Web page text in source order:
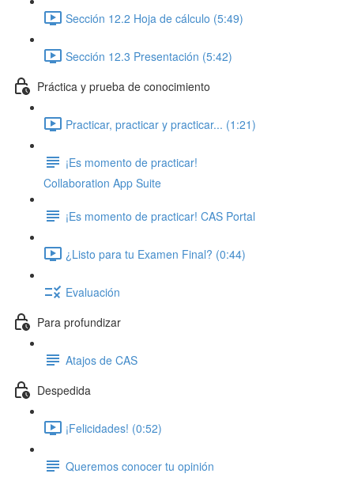
Sección 12.2 Hoja de cálculo (5:49)
Sección 12.3 Presentación (5:42)
Práctica y prueba de conocimiento
Practicar, practicar y practicar... (1:21)
¡Es momento de practicar!
Collaboration App Suite
¡Es momento de practicar! CAS Portal
¿Listo para tu Examen Final? (0:44)
Evaluación
Para profundizar
Atajos de CAS
Despedida
¡Felicidades! (0:52)
Queremos conocer tu opinión